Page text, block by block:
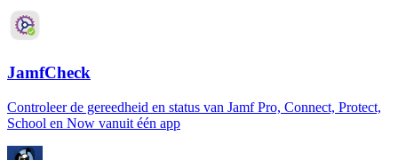
JamfCheck
Controleer de gereedheid en status van Jamf Pro, Connect, Protect,
School en Now vanuit één app